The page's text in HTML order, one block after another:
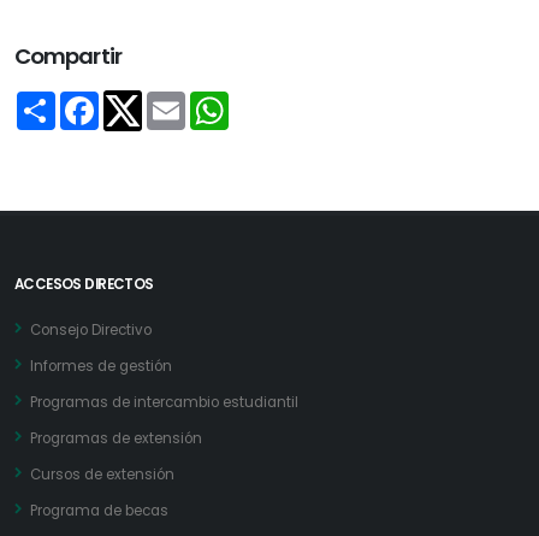
Compartir
Share
Facebook
Twitter
Email
ACCESOS DIRECTOS
Consejo Directivo
Informes de gestión
Programas de intercambio estudiantil
Programas de extensión
Cursos de extensión
Programa de becas